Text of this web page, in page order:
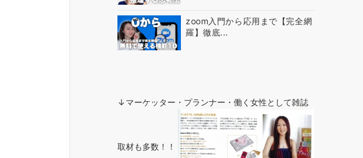
zoom入門から応用まで【完全網
羅】徹底...
↓マーケッター・プランナー・働く女性として雑誌
取材も多数！！